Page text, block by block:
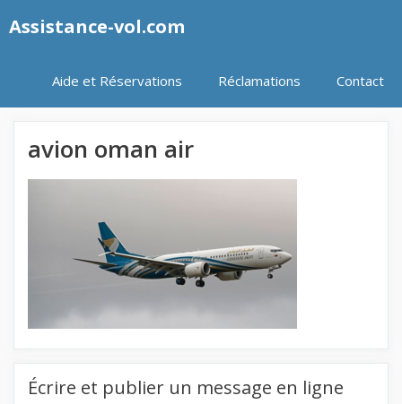
auAssistance-vol.com
Aide et Réservations Réclamations Contact
avion oman air
Écrire et publier un message en ligne